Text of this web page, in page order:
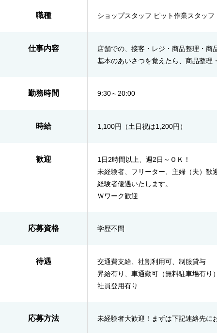
職種 ショップスタッフ ピット作業スタッフ
仕事内容
店舗での、接客・レジ・商品整理・
基本のあいさつを覚えたら、商品整理
勤務時間 9:30～20:00
時給 1,100円（土日祝は1,200円）
歓迎
1日2時間以上、週2日～ＯＫ！
未経験者、フリーター、主婦（夫）歓
経験者優遇いたします。
Ｗワーク歓迎
応募資格 学歴不問
待遇
交通費支給、社割利用可、制服貸与
昇給有り、車通勤可（無料駐車場有り
社員登用有り
応募方法 未経験者大歓迎！まずは下記連絡先に